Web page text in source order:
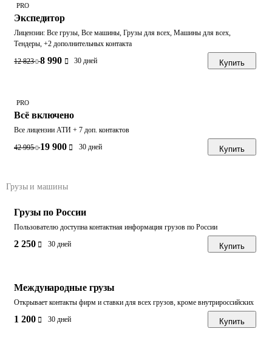
PRO
Экспедитор
Лицензии: Все грузы, Все машины, Грузы для всех, Машины для всех,
Тендеры, +2 дополнительных контакта
12 823 8 990 30 дней Купить
PRO
Всё включено
Все лицензии АТИ + 7 доп. контактов
42 995 19 900 30 дней Купить
Грузы и машины
Грузы по России
Пользователю доступна контактная информация грузов по России
2 250 30 дней Купить
Международные грузы
Открывает контакты фирм и ставки для всех грузов, кроме внутрироссийских
1 200 30 дней Купить